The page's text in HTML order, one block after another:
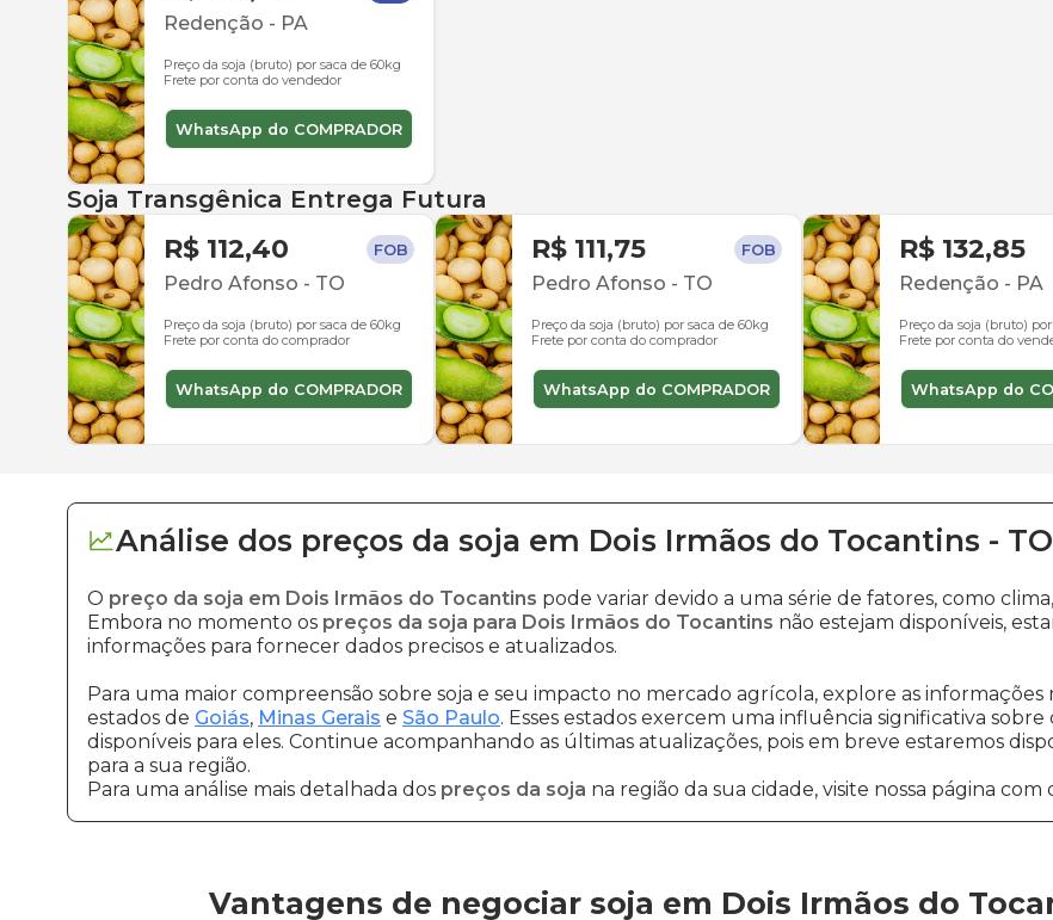
Redenção - PA
Preço da soja (bruto) por saca de 60kg
Frete por conta do vendedor
WhatsApp do COMPRADOR
Soja Transgênica Entrega Futura
R$ 112,40 FOB
Pedro Afonso - TO
Preço da soja (bruto) por saca de 60kg
Frete por conta do comprador
WhatsApp do COMPRADOR
R$ 111,75 FOB
Pedro Afonso - TO
Preço da soja (bruto) por saca de 60kg
Frete por conta do comprador
WhatsApp do COMPRADOR
R$ 132,85
Redenção - PA
Preço da soja (bruto)
Frete por conta do
WhatsApp do
Análise dos preços da soja em Dois Irmãos do Tocantins - TO
O preço da soja em Dois Irmãos do Tocantins pode variar devido a uma série de fatores, como
Embora no momento os preços da soja para Dois Irmãos do Tocantins não estejam disponíveis,
informações para fornecer dados precisos e atualizados.
Para uma maior compreensão sobre soja e seu impacto no mercado agrícola, explore as informações
estados de Goiás, Minas Gerais e São Paulo. Esses estados exercem uma influência significativa sobre
disponíveis para eles. Continue acompanhando as últimas atualizações, pois em breve estaremos
para a sua região.
Para uma análise mais detalhada dos preços da soja na região da sua cidade, visite nossa página com
Vantagens de negociar soja em Dois Irmãos do